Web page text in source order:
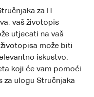
za IT
vaš životopis
utjecati na vaš
može biti
iskustvo.
koji će vam pomoći
za ulogu Stručnjaka